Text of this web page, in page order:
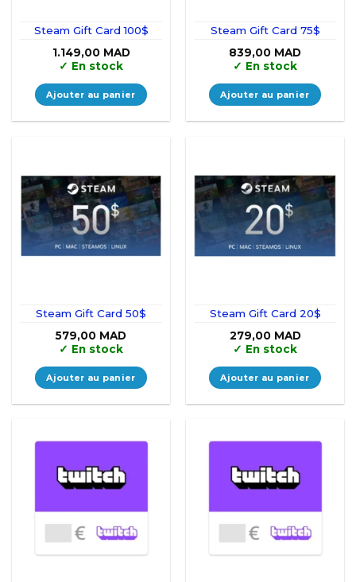
Steam Gift Card 100$
1.149,00 MAD
✓ En stock
Ajouter au panier
Steam Gift Card 75$
839,00 MAD
✓ En stock
Ajouter au panier
Steam Gift Card 50$
579,00 MAD
✓ En stock
Ajouter au panier
Steam Gift Card 20$
279,00 MAD
✓ En stock
Ajouter au panier